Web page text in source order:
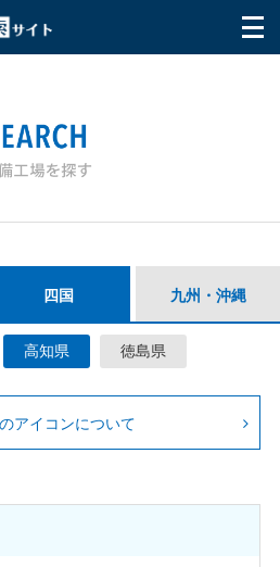
は
四国 九州・沖縄
高知県 徳島県
アイコンについて